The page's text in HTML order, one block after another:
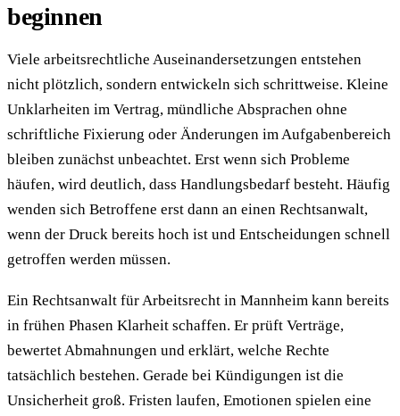
beginnen
Viele arbeitsrechtliche Auseinandersetzungen entstehen
nicht plötzlich, sondern entwickeln sich schrittweise. Kleine
Unklarheiten im Vertrag, mündliche Absprachen ohne
schriftliche Fixierung oder Änderungen im Aufgabenbereich
bleiben zunächst unbeachtet. Erst wenn sich Probleme
häufen, wird deutlich, dass Handlungsbedarf besteht. Häufig
wenden sich Betroffene erst dann an einen Rechtsanwalt,
wenn der Druck bereits hoch ist und Entscheidungen schnell
getroffen werden müssen.
Ein Rechtsanwalt für Arbeitsrecht in Mannheim kann bereits
in frühen Phasen Klarheit schaffen. Er prüft Verträge,
bewertet Abmahnungen und erklärt, welche Rechte
tatsächlich bestehen. Gerade bei Kündigungen ist die
Unsicherheit groß. Fristen laufen, Emotionen spielen eine